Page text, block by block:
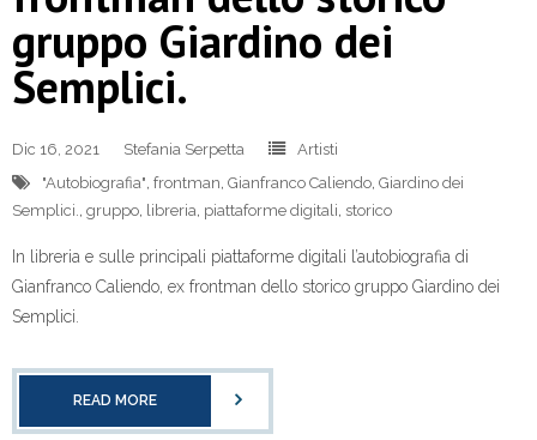
gruppo Giardino dei
Semplici.
Dic 16, 2021 Stefania Serpetta
Artisti
"Autobiografia" frontman Gianfranco Caliendo Giardino dei
Semplici.
gruppo libreria piattaforme digitali storico
In libreria e sulle principali piattaforme digitali l’autobiografia di
Gianfranco Caliendo, ex frontman dello storico gruppo Giardino dei
Semplici.
READ MORE